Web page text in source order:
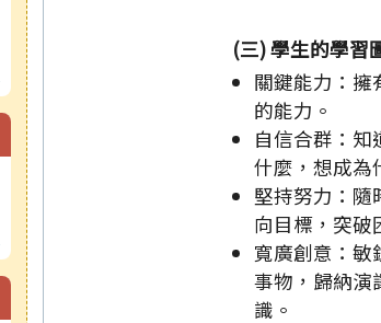
(三) 學生的學習
關鍵能力：擁
的能力。
自信合群：知
什麼，想成為
堅持努力：隨
向目標，突破
寬廣創意：敏
事物，歸納演
識。